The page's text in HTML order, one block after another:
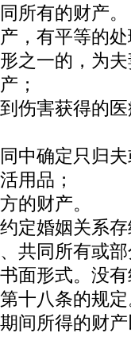
有的财产。
有平等的处
一的，为夫
；
害获得的医
确定只归夫
用品；
财产。
婚姻关系存
共同所有或
面形式。没
十八条的规
所得的财产